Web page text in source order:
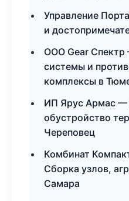
Управление
и
ООО Gear
системы и
комплексы в
ИП Ярус Армас —
обустройство
Череповец
Комбинат
Сборка узлов,
Самара